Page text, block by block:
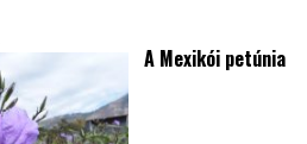
A Mexikói petúnia